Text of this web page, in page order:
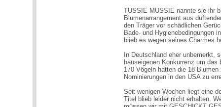
TUSSIE MUSSIE nannte sie ihr
Blumenarrangement aus
den Träger vor schädlichen
Bade- und Hygienebedingungen
blieb es wegen seines Charmes
In Deutschland eher unbemerkt,
hauseigenen Konkurrenz um
170 Vögeln hatten die 18
Nominierungen in den USA zu
Seit wenigen Wochen liegt eine
Titel blieb leider nicht erhalten.